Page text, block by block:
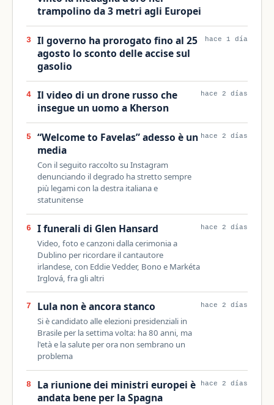
trampolino da 3 metri agli Europei
3
Il governo ha prorogato fino al 25
agosto lo sconto delle accise sul
gasolio
hace 1 día
4
Il video di un drone russo che
insegue un uomo a Kherson
hace 2 días
5
“Welcome to Favelas” adesso è un
media
Con il seguito raccolto su Instagram
denunciando il degrado ha stretto sempre
più legami con la destra italiana e
statunitense
hace 2 días
6 I funerali di Glen Hansard
Video, foto e canzoni dalla cerimonia a
Dublino per ricordare il cantautore
irlandese, con Eddie Vedder, Bono e Markéta
Irglová, fra gli altri
hace 2 días
7 Lula non è ancora stanco
Si è candidato alle elezioni presidenziali in
Brasile per la settima volta: ha 80 anni, ma
l'età e la salute per ora non sembrano un
problema
hace 2 días
8
La riunione dei ministri europei è
andata bene per la Spagna
hace 2 días